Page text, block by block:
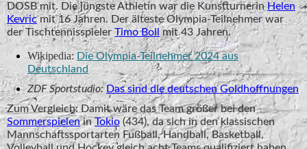
DOSB mit. Die jüngste Athletin war die KunstturnerinHelen
Kevricmit 16 Jahren. Der älteste Olympia-Teilnehmer war
der Tischtennisspieler Timo Bollmit 43 Jahren.
Wikipedia: Die Olympia-Teilnehmer 2024 aus
Deutschland
ZDF Sportstudio: Das sind die deutschen Goldhoffnungen
Zum Vergleich: Damit wäre das Team größer bei den
SommerspieleninTokio (434), da sich in den klassischen
Mannschaftssportarten Fußball, Handball, Basketball,